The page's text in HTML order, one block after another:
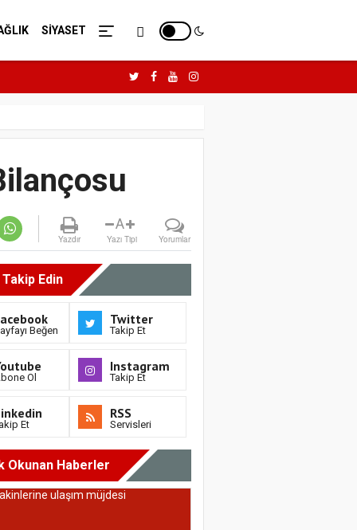
SİYASET
Yazdır
A
Yazı Tipi Yorumlar
Takip Edin
Beğen
Twitter
Takip Et
Ol
Instagram
Takip Et
Et
RSS
Servisleri
Okunan Haberler